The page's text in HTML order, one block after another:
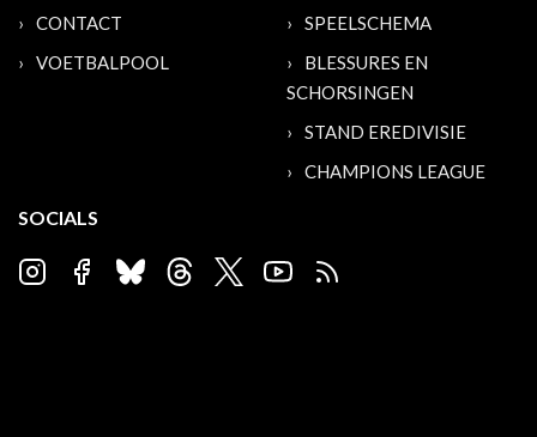
CONTACT
VOETBALPOOL
SPEELSCHEMA
BLESSURES EN
SCHORSINGEN
STAND EREDIVISIE
CHAMPIONS LEAGUE
SOCIALS